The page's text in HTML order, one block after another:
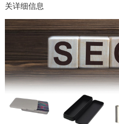
关详细信息